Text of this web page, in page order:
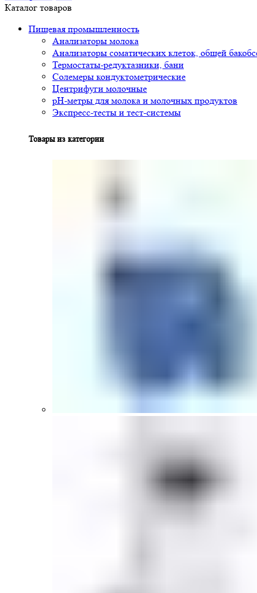
Каталог товаров
Пищевая промышленность
Анализаторы молока
Анализаторы соматических клеток, общей
Термостаты-редуктазники, бани
Солемеры кондуктометрические
Центрифуги молочные
pH-метры для молока и молочных продуктов
Экспресс-тесты и тест-системы
Товары из категории